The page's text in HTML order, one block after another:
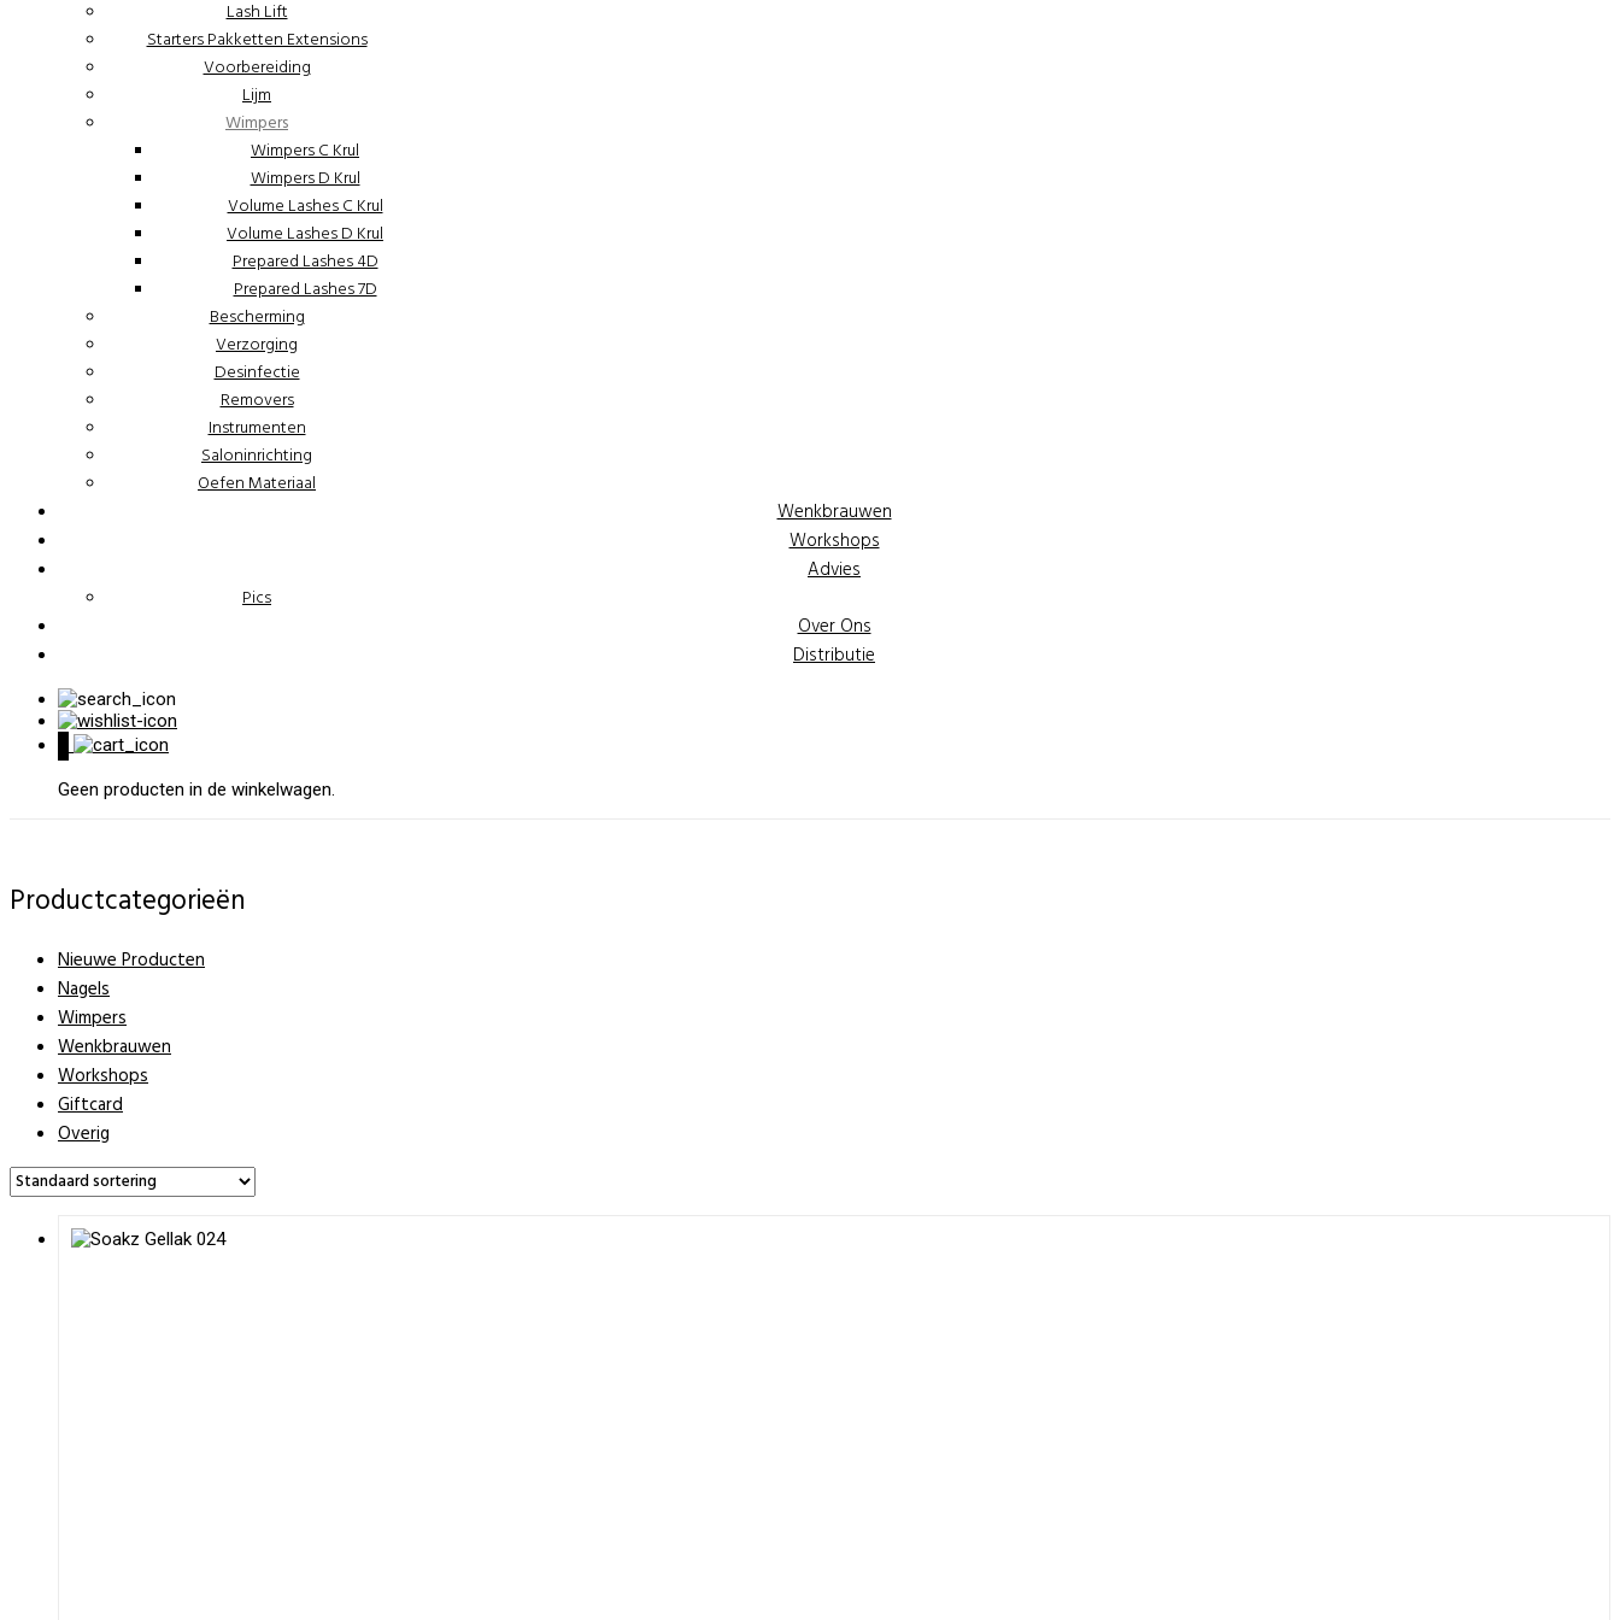
Lash Lift
Starters Pakketten Extensions
Voorbereiding
Lijm
Wimpers
Wimpers C Krul
Wimpers D Krul
Volume Lashes C Krul
Volume Lashes D Krul
Prepared Lashes 4D
Prepared Lashes 7D
Bescherming
Verzorging
Desinfectie
Removers
Instrumenten
Saloninrichting
Oefen Materiaal
Wenkbrauwen
Workshops
Advies
Pics
Over Ons
Distributie
Geen producten in de winkelwagen.
Productcategorieën
Nieuwe Producten
Nagels
Wimpers
Wenkbrauwen
Workshops
Giftcard
Overig